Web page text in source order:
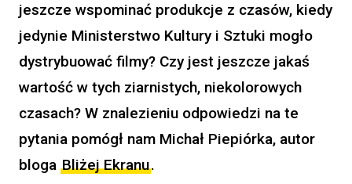
jeszcze wspominać produkcje z czasów, kiedy
jedynie Ministerstwo Kultury i Sztuki mogło
dystrybuować filmy? Czy jest jeszcze jakaś
wartość w tych ziarnistych, niekolorowych
czasach? W znalezieniu odpowiedzi na te
pytania pomógł nam Michał Piepiórka, autor
bloga Bliżej Ekranu.